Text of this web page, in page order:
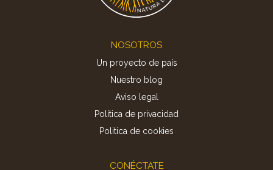
NOSOTROS
Un proyecto de país
Nuestro blog
Aviso legal
Política de privacidad
Politica de cookies
CONÉCTATE